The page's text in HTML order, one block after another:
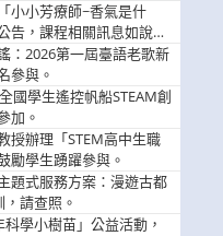
小小芳療師~香氣是什
告，課程相關訊息如說
：2026第一屆臺語老歌新
參與。
國學生遙控帆船STEAM創
加。
授辦理「STEM高中生職
勵學生踴躍參與。
題式服務方案：漫遊古都
請查照。
學小樹苗」公益活動，